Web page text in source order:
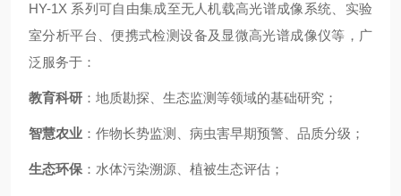
HY-1X 系列可自由集成至无人机载高光谱成像系统、实验
室分析平台、便携式检测设备及显微高光谱成像仪等，广
泛服务于：
教育科研 ：地质勘探、生态监测等领域的基础研究；
智慧农业 ：作物长势监测、病虫害早期预警、品质分级；
生态环保 ：水体污染溯源、植被生态评估；